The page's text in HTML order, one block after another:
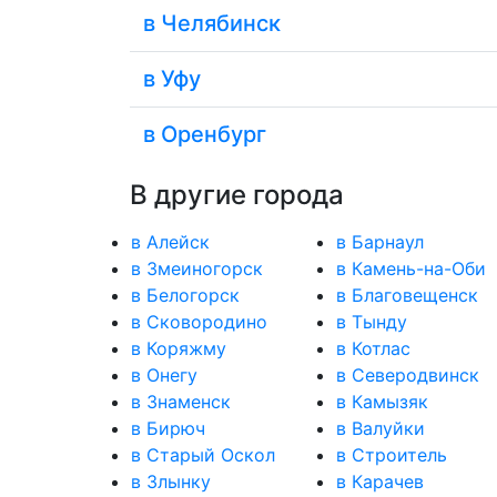
в Челябинск
в Уфу
в Оренбург
В другие города
в Алейск
в Барнаул
в Змеиногорск
в Камень-на-Оби
в Белогорск
в Благовещенск
в Сковородино
в Тынду
в Коряжму
в Котлас
в Онегу
в Северодвинск
в Знаменск
в Камызяк
в Бирюч
в Валуйки
в Старый Оскол
в Строитель
в Злынку
в Карачев